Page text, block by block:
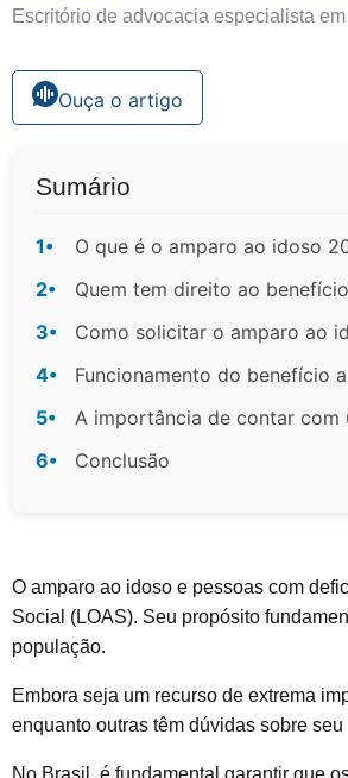
Escritório de advocacia especialista
Ouça o artigo
Sumário
1•
O que é o amparo ao idoso
2•
Quem tem direito ao
3•
Como solicitar o amparo ao
4•
Funcionamento do benefício
5•
A importância de contar
6•
Conclusão
O amparo ao idoso e pessoas com
Social (LOAS). Seu propósito
população.
Embora seja um recurso de extrema
enquanto outras têm dúvidas sobre
No Brasil, é fundamental garantir que